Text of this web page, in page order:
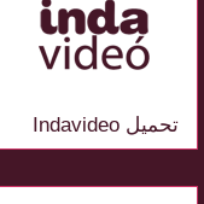
تحميل Indavideo